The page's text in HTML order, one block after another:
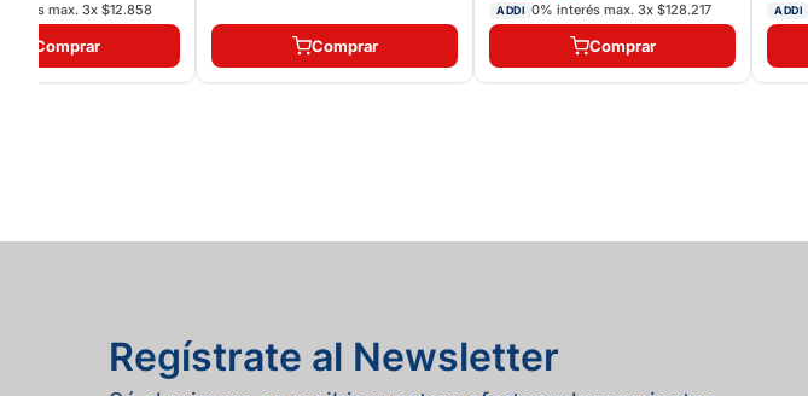
max. 3x $12.858
Comprar Comprar
ADDI 0% interés max. 3x $128.217
Comprar
ADDI
Regístrate al Newsletter